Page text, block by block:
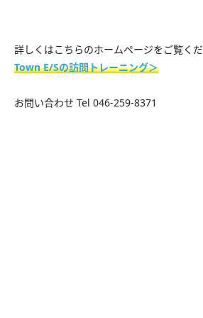
詳しくはこちらのホームページをご覧くだ
Town E/Sの訪問トレーニング＞
お問い合わせ Tel 046-259-8371